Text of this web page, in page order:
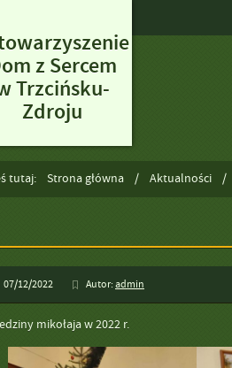
z Sercem
Trzcińsku-
Zdroju
tutaj: Strona główna Aktualności
07/12/2022 Autor: admin
mikołaja w 2022 r.